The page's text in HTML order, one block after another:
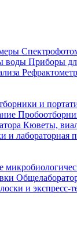
воды Приборы
и
Кюветы,
и лабораторная
и экспресс-